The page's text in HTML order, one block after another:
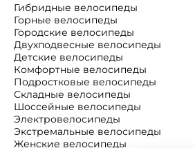
Гибридные велосипеды
Горные велосипеды
Городские велосипеды
Двухподвесные велосипеды
Детские велосипеды
Комфортные велосипеды
Подростковые велосипеды
Складные велосипеды
Шоссейные велосипеды
Электровелосипеды
Экстремальные велосипеды
Женские велосипеды